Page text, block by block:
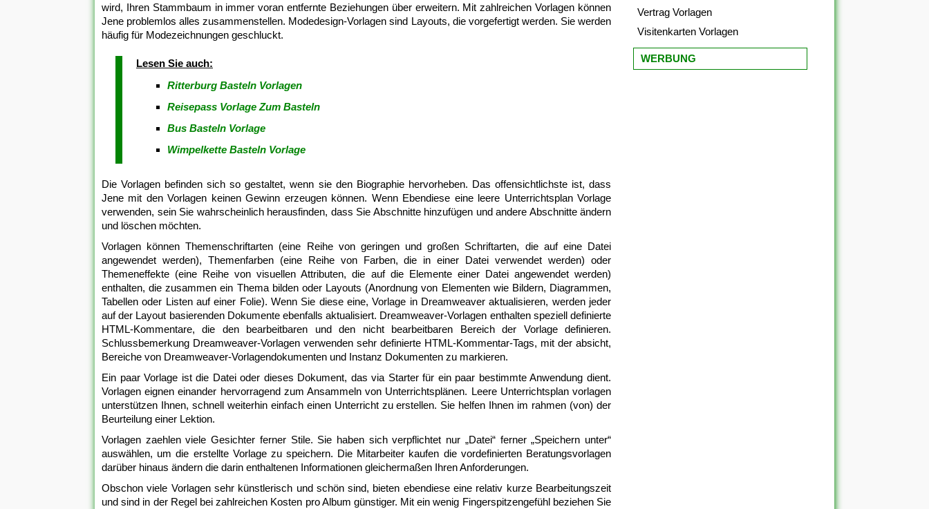
wird, Ihren Stammbaum in immer voran entfernte Beziehungen über erweitern. Mit zahlreichen Vorlagen können
Jene problemlos alles zusammenstellen. Modedesign-Vorlagen sind Layouts, die vorgefertigt werden. Sie werden
häufig für Modezeichnungen geschluckt.
Lesen Sie auch:
Ritterburg Basteln Vorlagen
Reisepass Vorlage Zum Basteln
Bus Basteln Vorlage
Wimpelkette Basteln Vorlage
Die Vorlagen befinden sich so gestaltet, wenn sie den Biographie hervorheben. Das offensichtlichste ist, dass
Jene mit den Vorlagen keinen Gewinn erzeugen können. Wenn Ebendiese eine leere Unterrichtsplan Vorlage
verwenden, sein Sie wahrscheinlich herausfinden, dass Sie Abschnitte hinzufügen und andere Abschnitte ändern
und löschen möchten.
Vorlagen können Themenschriftarten (eine Reihe von geringen und großen Schriftarten, die auf eine Datei
angewendet werden), Themenfarben (eine Reihe von Farben, die in einer Datei verwendet werden) oder
Themeneffekte (eine Reihe von visuellen Attributen, die auf die Elemente einer Datei angewendet werden)
enthalten, die zusammen ein Thema bilden oder Layouts (Anordnung von Elementen wie Bildern, Diagrammen,
Tabellen oder Listen auf einer Folie). Wenn Sie diese eine, Vorlage in Dreamweaver aktualisieren, werden jeder
auf der Layout basierenden Dokumente ebenfalls aktualisiert. Dreamweaver-Vorlagen enthalten speziell definierte
HTML-Kommentare, die den bearbeitbaren und den nicht bearbeitbaren Bereich der Vorlage definieren.
Schlussbemerkung Dreamweaver-Vorlagen verwenden sehr definierte HTML-Kommentar-Tags, mit der absicht,
Bereiche von Dreamweaver-Vorlagendokumenten und Instanz Dokumenten zu markieren.
Ein paar Vorlage ist die Datei oder dieses Dokument, das via Starter für ein paar bestimmte Anwendung dient.
Vorlagen eignen einander hervorragend zum Ansammeln von Unterrichtsplänen. Leere Unterrichtsplan vorlagen
unterstützen Ihnen, schnell weiterhin einfach einen Unterricht zu erstellen. Sie helfen Ihnen im rahmen (von) der
Beurteilung einer Lektion.
Vorlagen zaehlen viele Gesichter ferner Stile. Sie haben sich verpflichtet nur „Datei“ ferner „Speichern unter“
auswählen, um die erstellte Vorlage zu speichern. Die Mitarbeiter kaufen die vordefinierten Beratungsvorlagen
darüber hinaus ändern die darin enthaltenen Informationen gleichermaßen Ihren Anforderungen.
Obschon viele Vorlagen sehr künstlerisch und schön sind, bieten ebendiese eine relativ kurze Bearbeitungszeit
und sind in der Regel bei zahlreichen Kosten pro Album günstiger. Mit ein wenig Fingerspitzengefühl beziehen Sie
Vertrag Vorlagen
Visitenkarten Vorlagen
WERBUNG